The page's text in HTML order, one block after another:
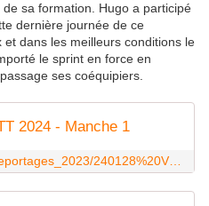
sa formation. Hugo a participé
dernière journée de ce
dans les meilleurs conditions le
le sprint en force en
ses coéquipiers.
2024 - Manche 1
http://cb2000.fr/reportages/Reportages_2023/240128%20VTT_Darnetal_manche-1/page-challenge_darnetalais_vtdarnetal_m1-2024.htm